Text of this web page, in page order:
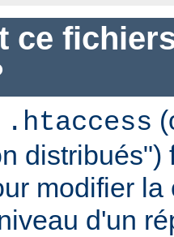
ce
.htaccess
distribués")
modifier
d'un